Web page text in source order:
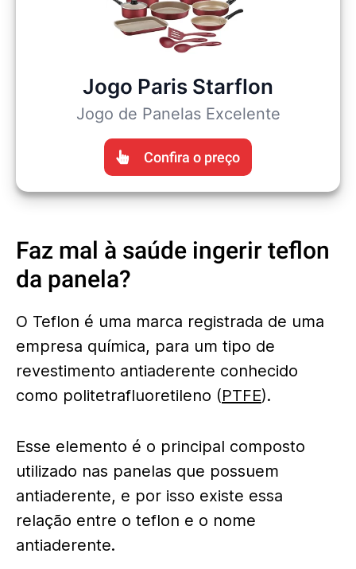
Jogo Paris Starflon
Jogo de Panelas Excelente
Confira o preço
Faz mal à saúde ingerir teflon
da panela?
O Teflon é uma marca registrada de uma
empresa química, para um tipo de
revestimento antiaderente conhecido
como politetrafluoretileno (PTFE).
Esse elemento é o principal composto
utilizado nas panelas que possuem
antiaderente, e por isso existe essa
relação entre o teflon e o nome
antiaderente.